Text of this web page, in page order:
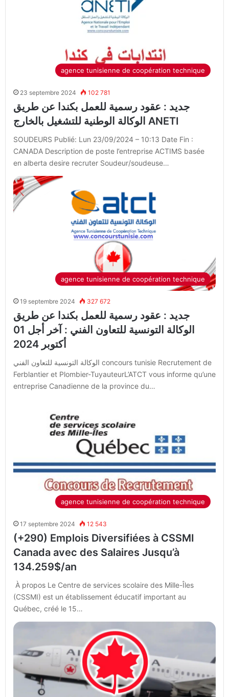
agence tunisienne de coopération technique
23 septembre 2024 102 781
جديد : عقود رسمية للعمل بكندا عن طريق
الوكالة الوطنية للتشغيل بالخارج ANETI
SOUDEURS Publié: Lun 23/09/2024 – 10:13 Date Fin :
CANADA Description de poste l’entreprise ACTIMS basée
en alberta desire recruter Soudeur/soudeuse…
agence tunisienne de coopération technique
19 septembre 2024 327 672
جديد : عقود رسمية للعمل بكندا عن طريق
الوكالة التونسية للتعاون الفني : آخر أجل 01
أكتوبر 2024
الوكالة التونسية للتعاون الفني concours tunisie Recrutement de
Ferblantier et Plombier-TuyauteurL’ATCT vous informe qu’une
entreprise Canadienne de la province du…
agence tunisienne de coopération technique
17 septembre 2024 12 543
(+290) Emplois Diversifiées à CSSMI
Canada avec des Salaires Jusqu’à
134.259$/an
À propos Le Centre de services scolaire des Mille-Îles
(CSSMI) est un établissement éducatif important au
Québec, créé le 15…